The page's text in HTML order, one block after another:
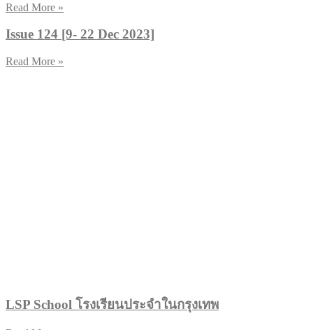
Read More »
Issue 124 [9- 22 Dec 2023]
Read More »
LSP School โรงเรียนประจำในกรุงเทพ